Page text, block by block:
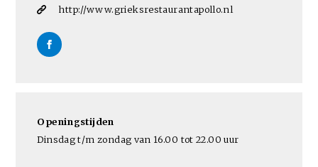
http://www.grieksrestaurantapollo.nl
Openingstijden
Dinsdag t/m zondag van 16.00 tot 22.00 uur